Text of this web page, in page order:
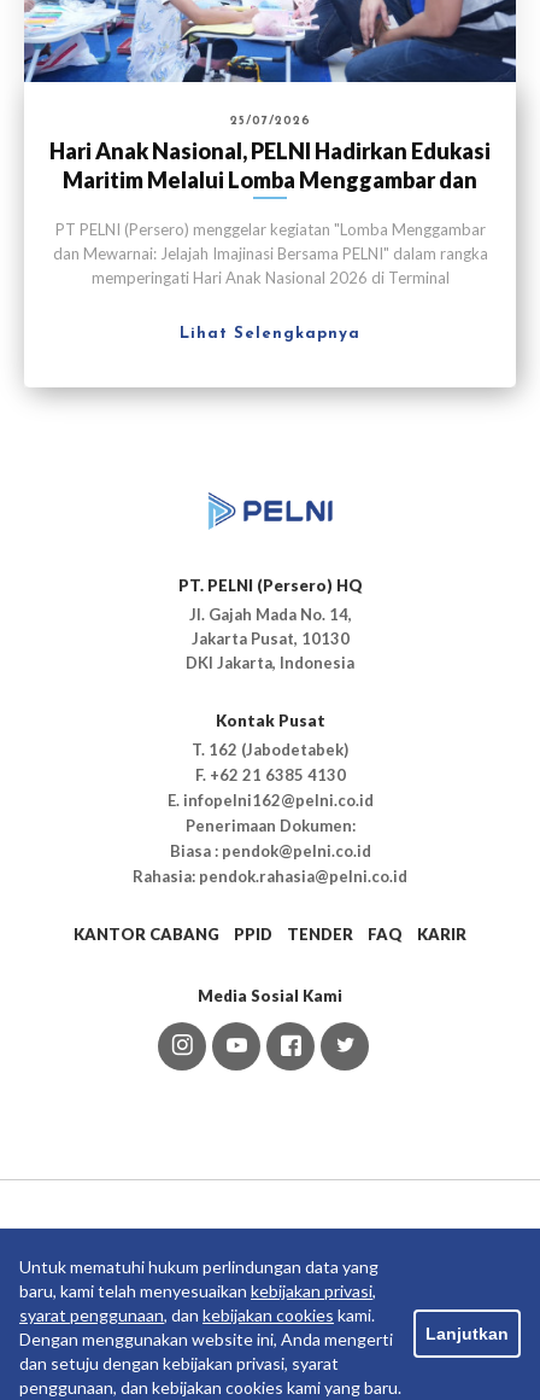
25/07/2026
Hari Anak Nasional, PELNI Hadirkan Edukasi
Maritim Melalui Lomba Menggambar dan
Mewarnai
PT PELNI (Persero) menggelar kegiatan "Lomba Menggambar
dan Mewarnai: Jelajah Imajinasi Bersama PELNI" dalam rangka
memperingati Hari Anak Nasional 2026 di Terminal
Sabtu (25/7).
Lihat Selengkapnya
PT. PELNI (Persero) HQ
Jl. Gajah Mada No. 14,
Jakarta Pusat, 10130
DKI Jakarta, Indonesia
Kontak Pusat
T. 162 (Jabodetabek)
F. +62 21 6385 4130
E. infopelni162@pelni.co.id
Penerimaan Dokumen:
Biasa : pendok@pelni.co.id
Rahasia: pendok.rahasia@pelni.co.id
KANTOR CABANG PPID TENDER FAQ KARIR
Media Sosial Kami
Untuk mematuhi hukum perlindungan data yang
baru, kami telah menyesuaikan kebijakan privasi,
syarat penggunaan, dan kebijakan cookies kami.
Dengan menggunakan website ini, Anda mengerti
dan setuju dengan kebijakan privasi, syarat
penggunaan, dan kebijakan cookies kami yang baru.
Lanjutkan